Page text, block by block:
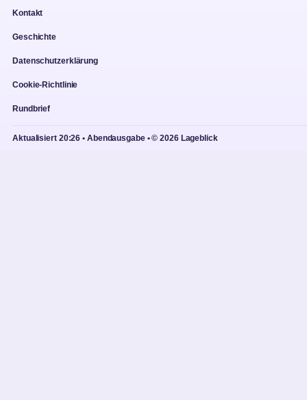
Kontakt
Geschichte
Datenschutzerklärung
Cookie-Richtlinie
Rundbrief
Aktualisiert 20:26 • Abendausgabe • © 2026 Lageblick